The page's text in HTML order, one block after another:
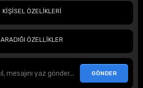
KİŞİSEL ÖZELİKLERİ
ARADIĞI ÖZELLİKLER